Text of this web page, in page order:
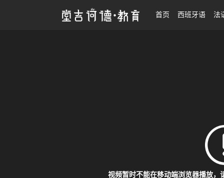
首页 西班牙语 法
日语基础入门0-N4
视频暂时不能在移动端浏览器播放，